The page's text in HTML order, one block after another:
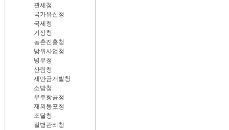
관세청
국가유산청
국세청
기상청
농촌진흥청
방위사업청
병무청
산림청
새만금개발청
소방청
우주항공청
재외동포청
조달청
질병관리청